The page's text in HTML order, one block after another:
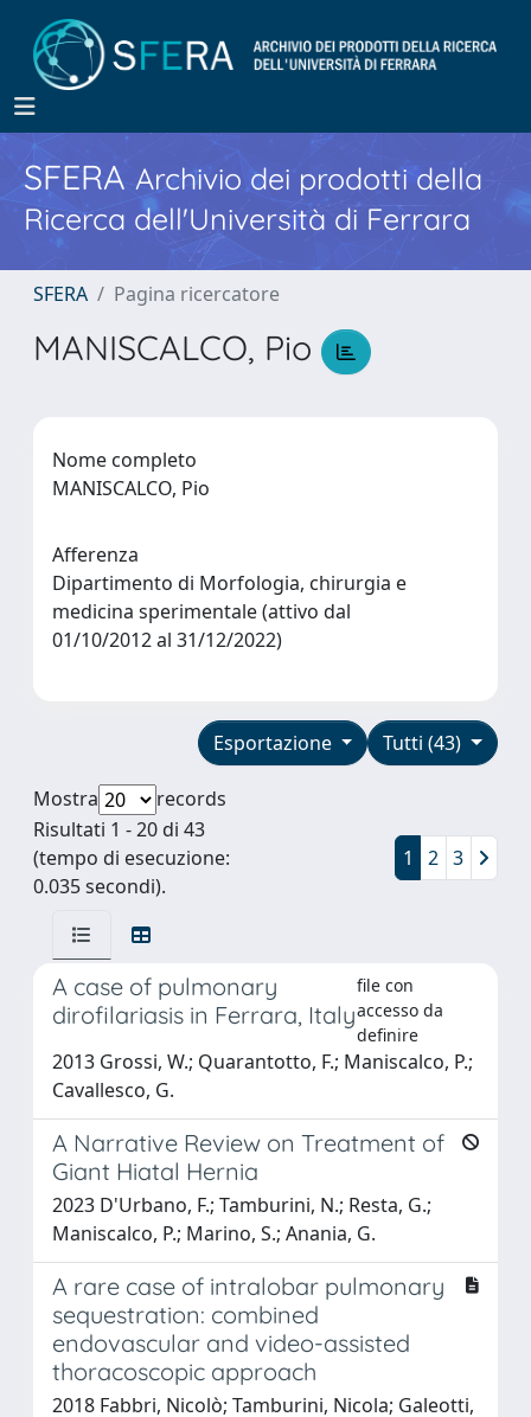
SFERA Archivio dei prodotti della
Ricerca dell'Università di Ferrara
SFERA Pagina ricercatore
MANISCALCO, Pio
Nome completo
MANISCALCO, Pio
Afferenza
Dipartimento di Morfologia, chirurgia e
medicina sperimentale (attivo dal
01/10/2012 al 31/12/2022)
Tutti (43)
Esportazione
Mostra
records
Risultati 1 - 20 di 43
(tempo di esecuzione:
0.035 secondi).
1 2 3
A case of pulmonary
dirofilariasis in Ferrara, Italy
file con
accesso da
definire
2013 Grossi, W.; Quarantotto, F.; Maniscalco, P.;
Cavallesco, G.
A Narrative Review on Treatment of
Giant Hiatal Hernia
2023 D'Urbano, F.; Tamburini, N.; Resta, G.;
Maniscalco, P.; Marino, S.; Anania, G.
A rare case of intralobar pulmonary
sequestration: combined
endovascular and video-assisted
thoracoscopic approach
2018 Fabbri, Nicolò; Tamburini, Nicola; Galeotti,